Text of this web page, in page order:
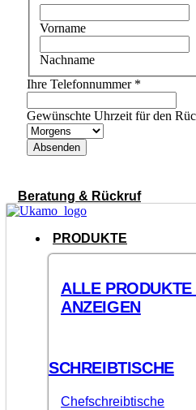
Vorname
Nachname
Ihre Telefonnummer *
Gewünschte Uhrzeit für den
Absenden
Beratung & Rückruf
PRODUKTE
ALLE
ANZEIGEN
SCHREIBTISCHE
Chefschreibtische